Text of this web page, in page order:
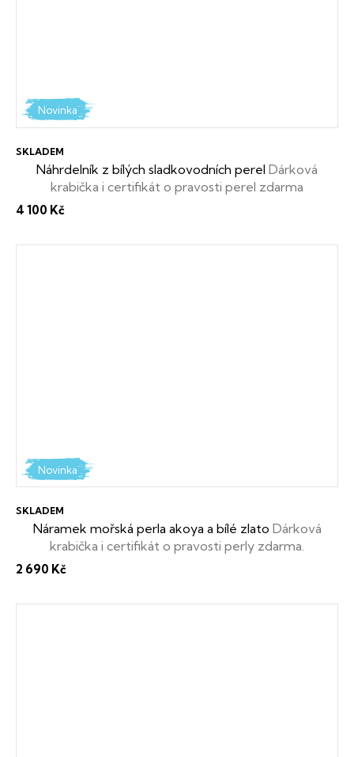
Novinka
Náhrdelník z bílých sladkovodních perel Dárková
krabička i certifikát o pravosti perel zdarma
SKLADEM
4 100 Kč
Novinka
Náramek mořská perla akoya a bílé zlato Dárková
krabička i certifikát o pravosti perly zdarma.
SKLADEM
2 690 Kč